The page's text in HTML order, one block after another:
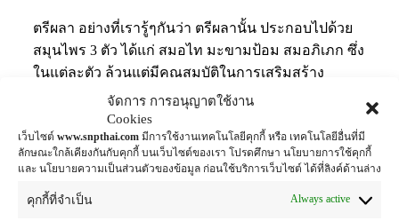
จัดการ การอนุญาตใช้งาน
Cookies
เว็บไซต์ www.snpthai.com มีการใช้งานเทคโนโลยีคุกกี้ หรือ เทคโนโลยีอื่นที่มี
ลักษณะใกล้เคียงกันกับคุกกี้ บนเว็บไซต์ของเรา โปรดศึกษา นโยบายการใช้คุกกี้
และ นโยบายความเป็นส่วนตัวของข้อมูล ก่อนใช้บริการเว็บไซต์ ได้ที่ลิงค์ด้านล่าง
คุกกี้ที่จำเป็น Always active
ตรีผลา อย่างที่เรารู้ๆกันว่า ตรีผลานั้น ประกอบไปด้วย
สมุนไพร 3 ตัว ได้แก่ สมอไท มะขามป้อม สมอภิเภก ซึ่ง
ในแต่ละตัว ล้วนแต่มีคุณสมบัติในการเสริมสร้าง
ภูมิคุ้มกันทั้งสิ้น ซึ่งมีส่วนช่วงอย่างมากในการต้าน
ไวรัส ได้เป็นอย่างดี โดยในปัจจุบันการแพทย์แผนไทย
และแพทย์ทางเลือกแนะนำให้ดื่ม “น้ำตรีผลา” ซึ่งช่วย
เสริมสร้างระบบภูมิคุ้มกันในการต้านเชื้อวรัส โดยสาร
เป็นสารเฟลโวนอยด์ ที่มีฤทธิ์ต้านอนุมูลอิสระสูง ช่วย